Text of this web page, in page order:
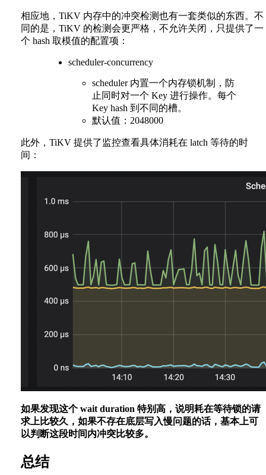
相应地，TiKV 内存中的冲突检测也有一套类似的东西。不
同的是，TiKV 的检测会更严格，不允许关闭，只提供了一
个 hash 取模值的配置项：
scheduler-concurrency
scheduler 内置一个内存锁机制，防
止同时对一个 Key 进行操作。每个
Key hash 到不同的槽。
默认值：2048000
此外，TiKV 提供了监控查看具体消耗在 latch 等待的时
间：
如果发现这个 wait duration 特别高，说明耗在等待锁的请
求上比较久，如果不存在底层写入慢问题的话，基本上可
以判断这段时间内冲突比较多。
总结